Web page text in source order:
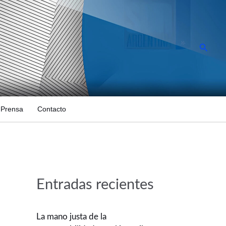
Buscar
Prensa Contacto
Entradas recientes
La mano justa de la